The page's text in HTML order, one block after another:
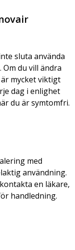
sluta använda
du vill ändra
mycket viktigt
dag i enlighet
du är symtomfri.
med
användning.
en läkare,
handledning.